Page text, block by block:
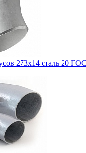
273х14 сталь 20